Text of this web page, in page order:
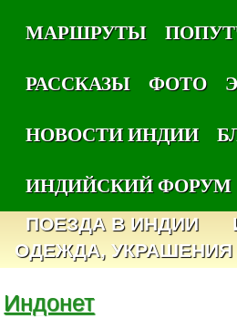
МАРШРУТЫ
РАССКАЗЫ
ФОТО
НОВОСТИ ИНДИИ
ИНДИЙСКИЙ ФОРУМ
ПОЕЗДА В ИНДИИ
ОДЕЖДА, УКРАШЕНИЯ
Индонет